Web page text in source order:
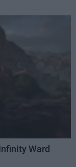
Ward